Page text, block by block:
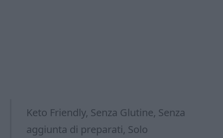
Keto Friendly, Senza Glutine, Senza
aggiunta di preparati, Solo